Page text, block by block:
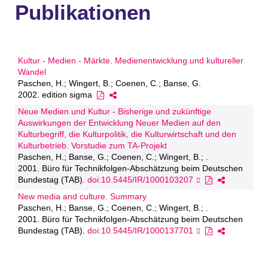
Publikationen
Kultur - Medien - Märkte. Medienentwicklung und kultureller
Wandel
Paschen, H.; Wingert, B.; Coenen, C.; Banse, G.
2002. edition sigma
Neue Medien und Kultur - Bisherige und zukünftige
Auswirkungen der Entwicklung Neuer Medien auf den
Kulturbegriff, die Kulturpolitik, die Kulturwirtschaft und den
Kulturbetrieb. Vorstudie zum TA-Projekt
Paschen, H.; Banse, G.; Coenen, C.; Wingert, B.; .
2001. Büro für Technikfolgen-Abschätzung beim Deutschen
Bundestag (TAB). doi:10.5445/IR/1000103207
New media and culture. Summary
Paschen, H.; Banse, G.; Coenen, C.; Wingert, B.; .
2001. Büro für Technikfolgen-Abschätzung beim Deutschen
Bundestag (TAB). doi:10.5445/IR/1000137701